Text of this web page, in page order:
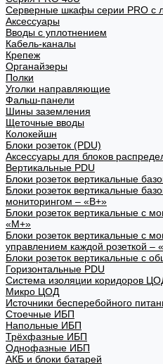
Серверные шкафы серии PRO с
Аксессуары
Вводы с уплотнением
Кабель-каналы
Крепеж
Органайзеры
Полки
Уголки направляющие
Фальш-панели
Шины заземления
Щеточные вводы
Колокейшн
Блоки розеток (PDU)
Аксессуары для блоков
Вертикальные PDU
Блоки розеток вертикальные
Блоки розеток вертикальные
мониторингом – «В+»
Блоки розеток вертикальные с
«М+»
Блоки розеток вертикальные с
управлением каждой розеткой –
Блоки розеток вертикальные с
Горизонтальные PDU
Система изоляции коридоров
Микро ЦОД
Источники бесперебойного
Стоечные ИБП
Напольные ИБП
Трёхфазные ИБП
Однофазные ИБП
АКБ и блоки батарей